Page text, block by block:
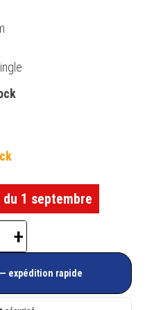
1 septembre
+
expédition rapide